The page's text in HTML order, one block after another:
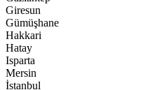
Giresun
Gümüşhane
Hakkari
Hatay
Isparta
Mersin
İstanbul